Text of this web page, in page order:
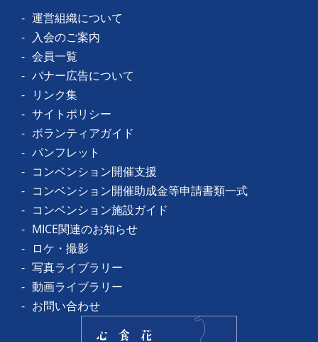
運営組織について
入会のご案内
会員一覧
バナー広告について
リンク集
サイトポリシー
ボランティアガイド
パンフレット
コンベンション開催支援
コンベンション開催助成金等申請書類一式
コンベンション施設ガイド
MICE関連のお知らせ
ロケ・撮影
写真ライブラリー
動画ライブラリー
お問い合わせ